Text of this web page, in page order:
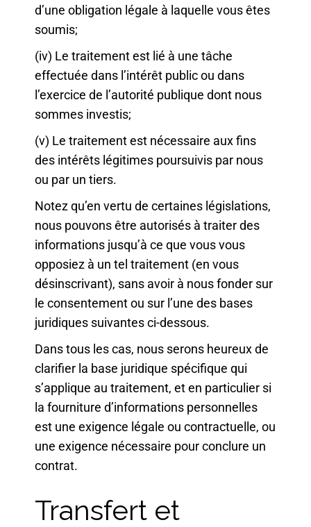
d’une obligation légale à laquelle vous êtes
soumis;
(iv) Le traitement est lié à une tâche
effectuée dans l’intérêt public ou dans
l’exercice de l’autorité publique dont nous
sommes investis;
(v) Le traitement est nécessaire aux fins
des intérêts légitimes poursuivis par nous
ou par un tiers.
Notez qu’en vertu de certaines législations,
nous pouvons être autorisés à traiter des
informations jusqu’à ce que vous vous
opposiez à un tel traitement (en vous
désinscrivant), sans avoir à nous fonder sur
le consentement ou sur l’une des bases
juridiques suivantes ci-dessous.
Dans tous les cas, nous serons heureux de
clarifier la base juridique spécifique qui
s’applique au traitement, et en particulier si
la fourniture d’informations personnelles
est une exigence légale ou contractuelle, ou
une exigence nécessaire pour conclure un
contrat.
Transfert et